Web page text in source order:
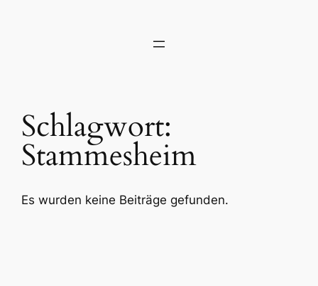
Schlagwort:
Stammesheim
Es wurden keine Beiträge gefunden.